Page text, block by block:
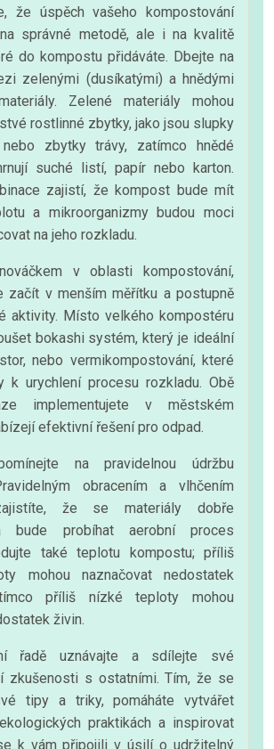
že úspěch vašeho kompostování
správné metodě, ale i na kvalitě
do kompostu přidáváte. Dbejte na
zelenými (dusíkatými) a hnědými
Zelené materiály mohou
rostlinné zbytky, jako jsou slupky
zbytky trávy, zatímco hnědé
suché listí, papír nebo karton.
zajistí, že kompost bude mít
a mikroorganizmy budou moci
na jeho rozkladu.
v oblasti kompostování,
začít v menším měřítku a postupně
aktivity. Místo velkého kompostéru
bokashi systém, který je ideální
nebo vermikompostování, které
k urychlení procesu rozkladu. Obě
implementujete v městském
efektivní řešení pro odpad.
na pravidelnou údržbu
obracením a vlhčením
že se materiály dobře
bude probíhat aerobní proces
také teplotu kompostu; příliš
mohou naznačovat nedostatek
příliš nízké teploty mohou
živin.
řadě uznávajte a sdílejte své
zkušenosti s ostatními. Tím, že se
tipy a triky, pomáháte vytvářet
praktikách a inspirovat
k vám připojili v úsilí o udržitelný